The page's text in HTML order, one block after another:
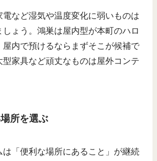
電など湿気や温度変化に弱いものは
しょう。鴻巣は屋内型が本町のハロ
屋内で預けるならまずそこが候補で
型家具など頑丈なものは屋外コンテ
所を選ぶ
は「便利な場所にあること」が継続